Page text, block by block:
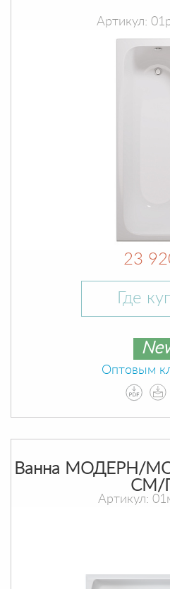
Артикул:
23
Где
Оптовым
Ванна МОДЕРН/
СМ/
Артикул: